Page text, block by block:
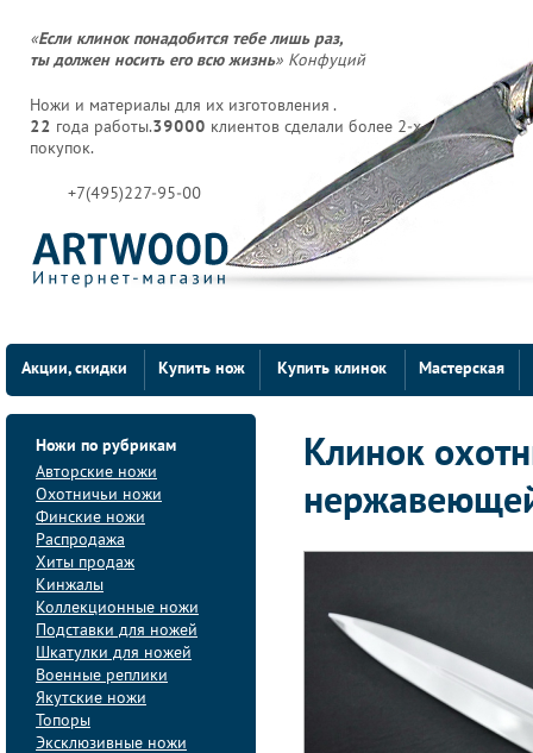
«Если клинок понадобится тебе лишь раз,
ты должен носить его всю жизнь» Конфуций
Ножи и материалы для их изготовления .
22 года работы.39000 клиентов сделали более 2-х
покупок.
+7(495)227-95-00
Акции, скидки Купить нож Купить клинок Мастерская
Ножи по рубрикам
Авторские ножи
Охотничьи ножи
Финские ножи
Распродажа
Хиты продаж
Кинжалы
Коллекционные ножи
Подставки для ножей
Шкатулки для ножей
Военные реплики
Якутские ножи
Топоры
Эксклюзивные ножи
Клинок